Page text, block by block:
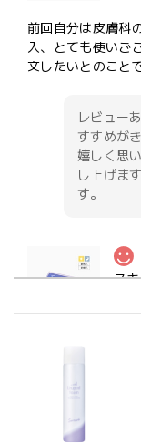
前回自分は皮膚科
入、とても使いご
文したいとのこと
レビュー
すすめが
嬉しく思
し上げま
す。
ス
敏感肌に適応してる
この度は
きまして
ご愛顧い